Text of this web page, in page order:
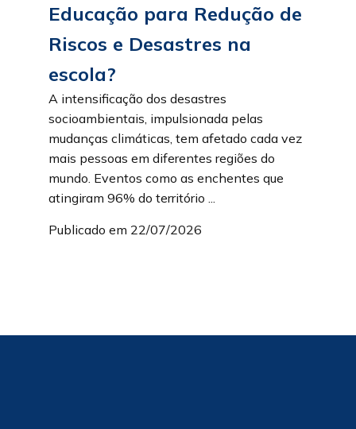
Educação para Redução de
Riscos e Desastres na
escola?
A intensificação dos desastres
socioambientais, impulsionada pelas
mudanças climáticas, tem afetado cada vez
mais pessoas em diferentes regiões do
mundo. Eventos como as enchentes que
atingiram 96% do território ...
Publicado em 22/07/2026